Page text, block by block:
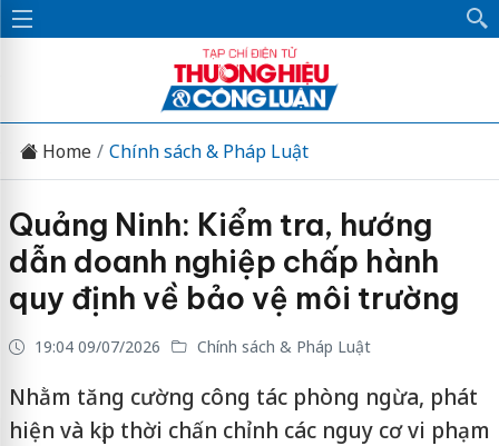
Home Chính sách & Pháp Luật
Quảng Ninh: Kiểm tra, hướng
dẫn doanh nghiệp chấp hành
quy định về bảo vệ môi trường
19:04 09/07/2026 Chính sách & Pháp Luật
Nhằm tăng cường công tác phòng ngừa, phát
hiện và kịp thời chấn chỉnh các nguy cơ vi phạm